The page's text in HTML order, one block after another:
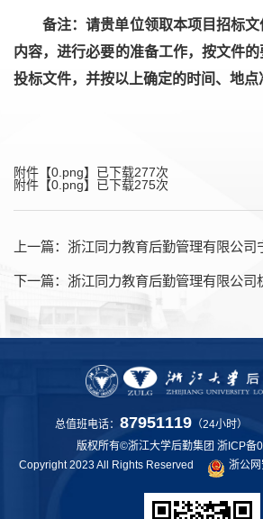
备注：请贵单位领取本项目招标
内容，进行必要的准备工作，按文件
投标文件，并按以上确定的时间、地点
附件【0.png】已下载277次
附件【0.png】已下载275次
上一篇： 浙江同力教育后勤管理有限公司宁波软件园
下一篇： 浙江同力教育后勤管理有限公司杭州地区食
总值班电话： 87951119 （24小时）
版权所有©浙江大学后勤集团 浙ICP备
Copyright 2023 All Rights Reserved
浙公